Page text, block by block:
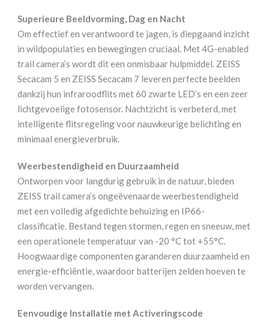
Superieure Beeldvorming, Dag en Nacht
Om effectief en verantwoord te jagen, is diepgaand inzicht
in wildpopulaties en bewegingen cruciaal. Met 4G-enabled
trail camera’s wordt dit een onmisbaar hulpmiddel. ZEISS
Secacam 5 en ZEISS Secacam 7 leveren perfecte beelden
dankzij hun infraroodflits met 60 zwarte LED’s en een zeer
lichtgevoelige fotosensor. Nachtzicht is verbeterd, met
intelligente flitsregeling voor nauwkeurige belichting en
minimaal energieverbruik.
Weerbestendigheid en Duurzaamheid
Ontworpen voor langdurig gebruik in de natuur, bieden
ZEISS trail camera’s ongeëvenaarde weerbestendigheid
met een volledig afgedichte behuizing en IP66-
classificatie. Bestand tegen stormen, regen en sneeuw, met
een operationele temperatuur van -20 °C tot +55°C.
Hoogwaardige componenten garanderen duurzaamheid en
energie-efficiëntie, waardoor batterijen zelden hoeven te
worden vervangen.
Eenvoudige Installatie met Activeringscode